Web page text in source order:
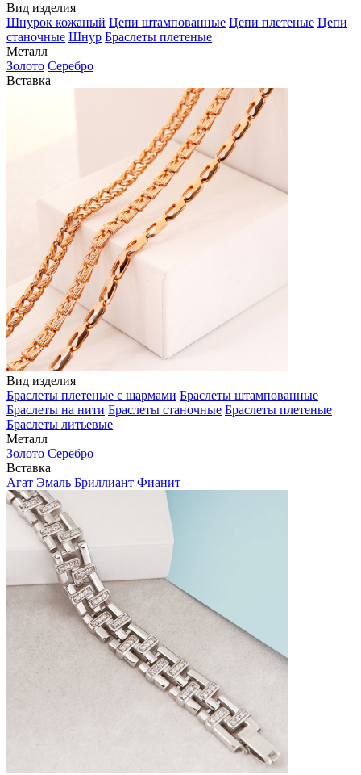
Вид изделия
Шнурок кожаный Цепи штампованные Цепи плетеные Цепи
станочные Шнур Браслеты плетеные
Металл
Золото Серебро
Вставка
Вид изделия
Браслеты плетеные с шармами Браслеты штампованные
Браслеты на нити Браслеты станочные Браслеты плетеные
Браслеты литьевые
Металл
Золото Серебро
Вставка
Агат Эмаль Бриллиант Фианит